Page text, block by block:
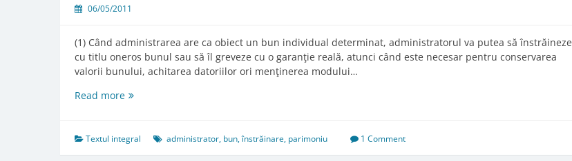
06/05/2011
(1) Când administrarea are ca obiect un bun individual determinat, administratorul va putea să înstrăineze
cu titlu oneros bunul sau să îl greveze cu o garanţie reală, atunci când este necesar pentru conservarea
valorii bunului, achitarea datoriilor ori menţinerea modului…
Read moreArt.
actelor
de
Textul integral administrator, bun,înstrăinare, parimoniu 1 Comment